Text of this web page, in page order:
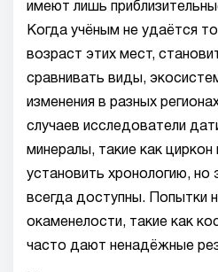
имеют лишь
Когда учёным не удаётся
возраст этих мест,
сравнивать виды,
изменения в разных
случаев исследователи
минералы, такие как циркон
установить хронологию, но
всегда доступны. Попытки
окаменелости, такие как
часто дают ненадёжные